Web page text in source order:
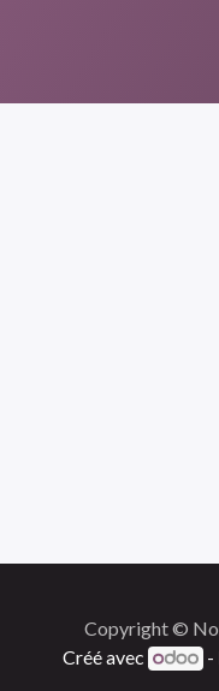
Copyright ©
Créé avec -